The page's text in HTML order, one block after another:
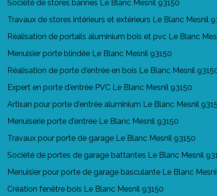
Société de stores bannes Le Blanc Mesnil 93150
Travaux de stores intérieurs et extérieurs Le Blanc Mesnil
Réalisation de portails aluminium bois et pvc Le Blanc
Menuisier porte blindée Le Blanc Mesnil 93150
Réalisation de porte d'entrée en bois Le Blanc Mesnil
Expert en porte d'entrée PVC Le Blanc Mesnil 93150
Artisan pour porte d'entrée aluminium Le Blanc Mesnil
Menuiserie porte d'entrée Le Blanc Mesnil 93150
Travaux pour porte de garage Le Blanc Mesnil 93150
Société de portes de garage battantes Le Blanc Mesnil
Menuisier pour porte de garage basculante Le Blanc
Création fenêtre bois Le Blanc Mesnil 93150